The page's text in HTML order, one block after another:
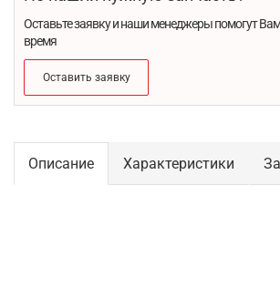
Оставьте заявку и наши менеджеры помогут
время
Оставить заявку
Описание Характеристики